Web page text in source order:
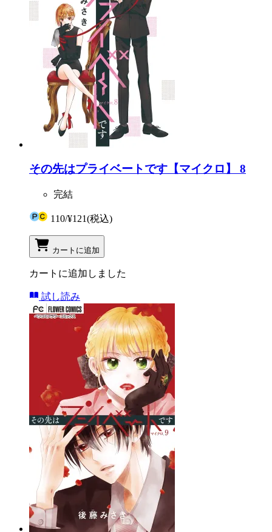
その先はプライベートです【マイクロ】 8
完結
110/¥121(税込)
カートに追加
カートに追加しました
試し読み